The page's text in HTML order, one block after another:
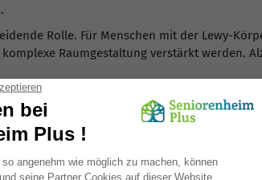
Rolle. Für Menschen mit der Lewy-
Raumgestaltung verstärkt werden.
ähnlich erscheinen, sind die Unterschiede
die Eigenheiten jeder Erkrankung versteht,
sondern entlastet auch die